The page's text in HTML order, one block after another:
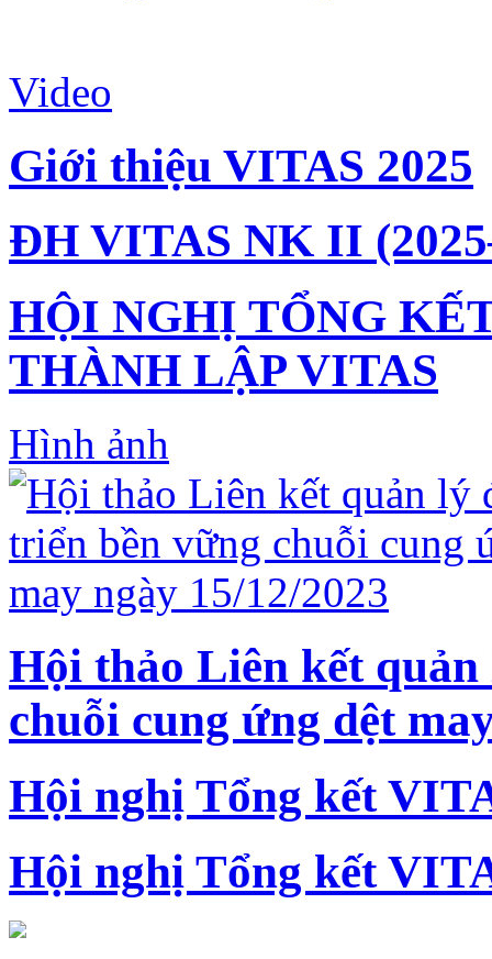
Video
Giới thiệu VITAS 2025
ĐH VITAS NK II
HỘI NGHỊ TỔNG
THÀNH LẬP VITAS
Hình ảnh
Hội thảo Liên kết
chuỗi cung ứng dệt
Hội nghị Tổng kết
Hội nghị Tổng kết